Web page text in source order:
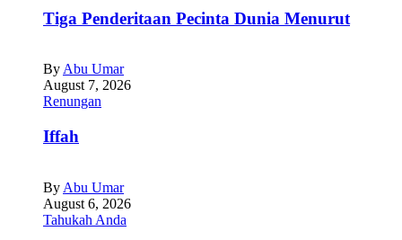
Tiga Penderitaan Pecinta Dunia Menurut
ByAbu Umar
August 7, 2026
Renungan
Iffah
By Abu Umar
August 6, 2026
Tahukah Anda